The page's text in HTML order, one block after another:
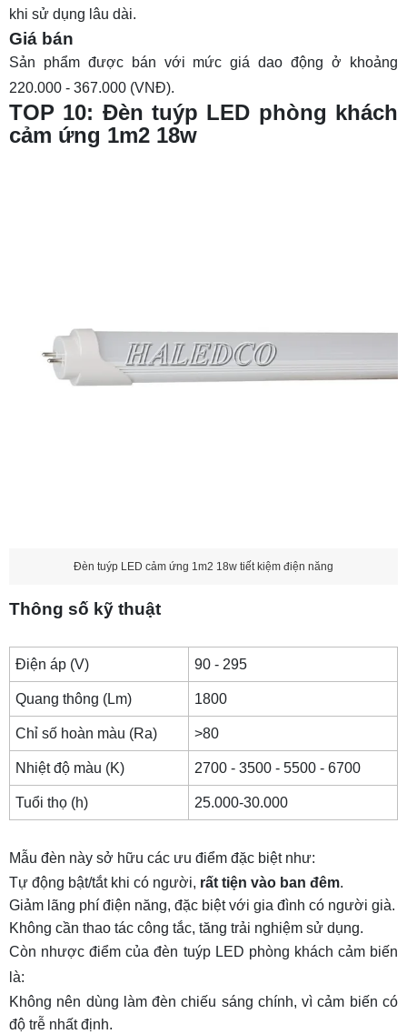
khi sử dụng lâu dài.
Giá bán
Sản phẩm được bán với mức giá dao động ở khoảng
220.000 - 367.000 (VNĐ).
TOP 10: Đèn tuýp LED phòng khách
cảm ứng 1m2 18w
Đèn tuýp LED cảm ứng 1m2 18w tiết kiệm điện năng
Thông số kỹ thuật
Điện áp (V) 90 - 295
Quang thông (Lm) 1800
Chỉ số hoàn màu (Ra) >80
Nhiệt độ màu (K) 2700 - 3500 - 5500 - 6700
Tuổi thọ (h) 25.000-30.000
Mẫu đèn này sở hữu các ưu điểm đặc biệt như:
Tự động bật/tắt khi có người, rất tiện vào ban đêm.
Giảm lãng phí điện năng, đặc biệt với gia đình có người già.
Không cần thao tác công tắc, tăng trải nghiệm sử dụng.
Còn nhược điểm của đèn tuýp LED phòng khách cảm biến
là:
Không nên dùng làm đèn chiếu sáng chính, vì cảm biến có
độ trễ nhất định.